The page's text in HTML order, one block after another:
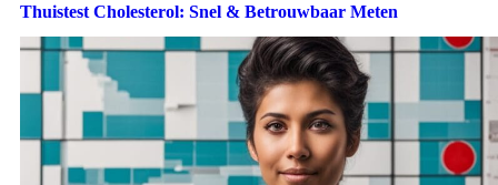
Thuistest Cholesterol: Snel & Betrouwbaar Meten